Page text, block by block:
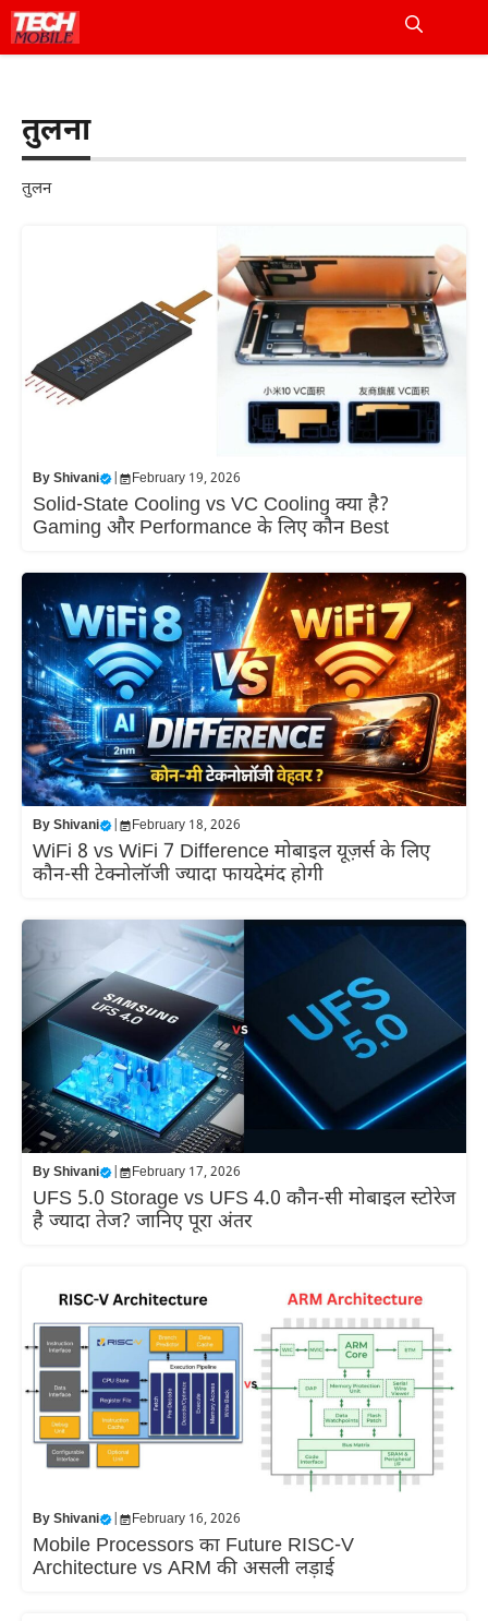
Skip
to
तुलना
तुलन
ByShivani February 19, 2026
Solid-State Cooling vs VC Cooling क्या है?
Gaming और Performance के लिए कौन Best
ByShivani February 18, 2026
WiFi 8 vs WiFi 7 Difference मोबाइल यूज़र्स के लिए
कौन-सी टेक्नोलॉजी ज्यादा फायदेमंद होगी
ByShivani February 17, 2026
UFS 5.0 Storage vs UFS 4.0 कौन-सी मोबाइल स्टोरेज
है ज्यादा तेज? जानिए पूरा अंतर
ByShivani February 16, 2026
Mobile Processors का Future RISC-V
Architecture vs ARM की असली लड़ाई